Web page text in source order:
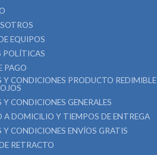
EQUIPOS
POLÍTICAS
PAGO
Y CONDICIONES PRODUCTO REDIMIBLE
CONDICIONES GENERALES
A DOMICILIO Y TIEMPOS DE ENTREGA
Y CONDICIONES ENVÍOS GRATIS
RETRACTO